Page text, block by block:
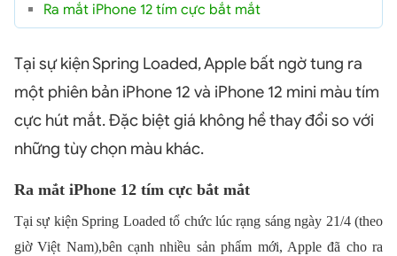
Ra mắt iPhone 12 tím cực bắt mắt
Tại sự kiện Spring Loaded, Apple bất ngờ tung ra
một phiên bản iPhone 12 và iPhone 12 mini màu tím
cực hút mắt. Đặc biệt giá không hề thay đổi so với
những tùy chọn màu khác.
Ra mắt iPhone 12 tím cực bắt mắt
Tại sự kiện Spring Loaded tổ chức lúc rạng sáng ngày 21/4 (theo
giờ Việt Nam),bên cạnh nhiều sản phẩm mới, Apple đã cho ra